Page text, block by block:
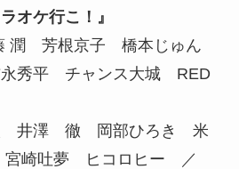
オケ行こ！』
潤 芳根京子 橋本じゅん
秀平 チャンス大城 RED
井澤 徹 岡部ひろき 米
宮崎吐夢 ヒコロヒー ／